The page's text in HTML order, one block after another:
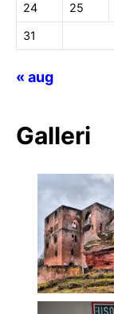
24 25
31
« aug
Galleri